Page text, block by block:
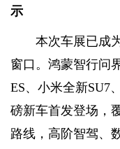
示
本次车展已成
窗口。鸿蒙智行问
ES、小米全新SU7
磅新车首发登场，
路线，高阶智驾、